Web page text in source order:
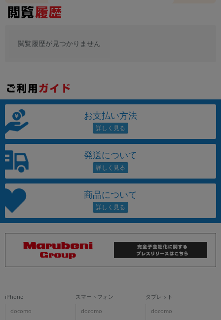
閲覧履歴が見つかりません
お支払い方法
発送について
商品について
iPhone
docomo
スマートフォン
docomo
タブレット
docomo